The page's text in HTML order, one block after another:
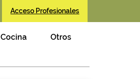
Acceso Profesionales
Cocina Otros